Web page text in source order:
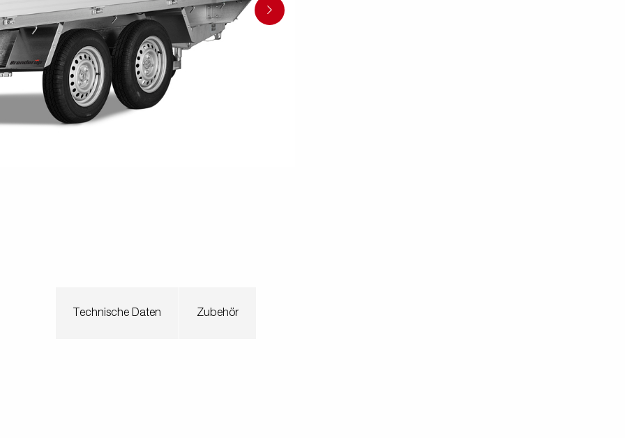
Ladezubehör Laderampe Stützbein
Werkzeug- &
batteriekasten
Wenden mit einem Anhänger
Der richtige Reifendruck
Deine Checkliste vor Fahrantritt
Anschlussplan Anhängersteckdose
Auf- und Abslippen
Anhänger richtig beladen
Technische Daten Zubehör